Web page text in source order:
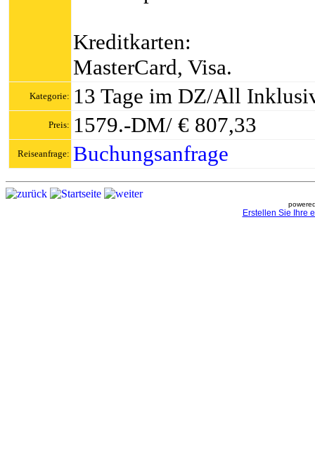
Kreditkarten:
MasterCard, Visa.
Kategorie: 13 Tage im DZ/All
Preis: 1579.-DM/ € 807,33
Reiseanfrage: Buchungsanfrage
Erstellen Sie Ihre